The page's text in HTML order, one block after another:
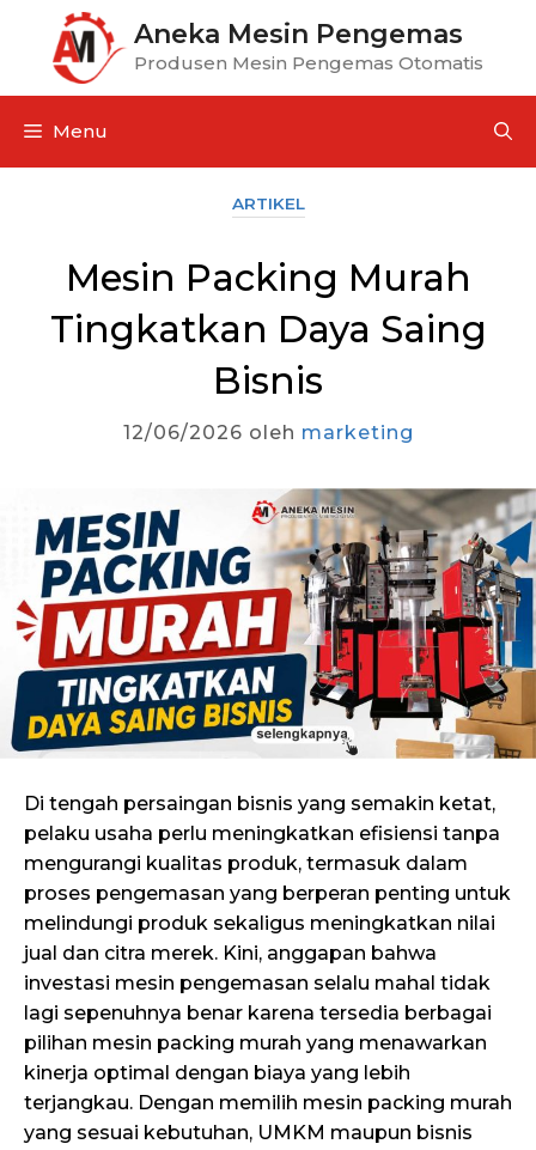
Aneka Mesin Pengemas
Produsen Mesin Pengemas Otomatis
Menu
ARTIKEL
Mesin Packing Murah
Tingkatkan Daya Saing
Bisnis
12/06/2026 oleh marketing
Di tengah persaingan bisnis yang semakin ketat,
pelaku usaha perlu meningkatkan efisiensi tanpa
mengurangi kualitas produk, termasuk dalam
proses pengemasan yang berperan penting untuk
melindungi produk sekaligus meningkatkan nilai
jual dan citra merek. Kini, anggapan bahwa
investasi mesin pengemasan selalu mahal tidak
lagi sepenuhnya benar karena tersedia berbagai
pilihan mesin packing murah yang menawarkan
kinerja optimal dengan biaya yang lebih
terjangkau. Dengan memilih mesin packing murah
yang sesuai kebutuhan, UMKM maupun bisnis